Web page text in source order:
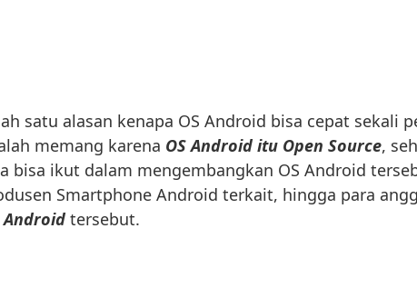
satu alasan kenapa OS Android bisa cepat sekali
memang karena OS Android itu Open Source,
bisa ikut dalam mengembangkan OS Android
Smartphone Android terkait, hingga para
Android tersebut.